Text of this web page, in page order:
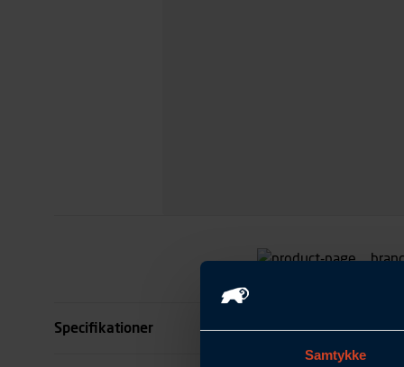
Samtykke
Specifikationer